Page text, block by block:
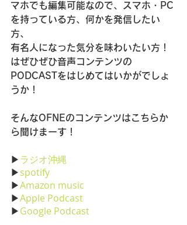
マホでも編集可能なので、スマホ・PC
を持っている方、何かを発信したい
方、
有名人になった気分を味わいたい方！
はぜひぜひ音声コンテンツの
PODCASTをはじめてはいかがでしょ
うか！
そんなOFNEのコンテンツはこちらか
ら聞けまーす！
▶ラジオ沖縄
▶spotify
▶Amazon music
▶Apple Podcast
▶Google Podcast